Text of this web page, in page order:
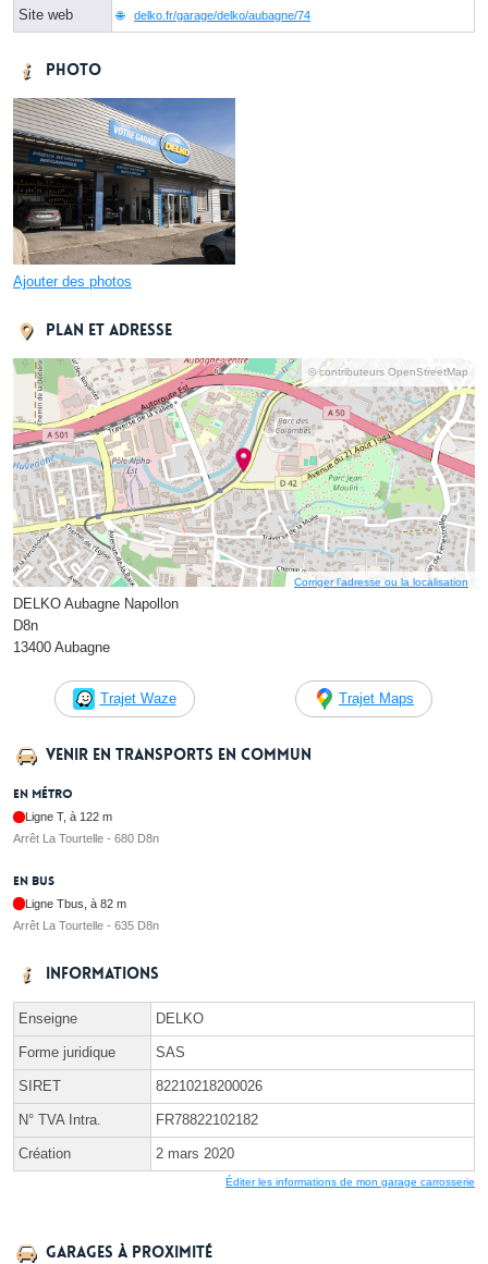
Site web delko.fr/garage/delko/aubagne/74
Photo
Ajouter des photos
Plan et adresse
© contributeurs OpenStreetMap
Corriger l’adresse ou la localisation
DELKO Aubagne Napollon
D8n
13400 Aubagne
Trajet Waze Trajet Maps
Venir en transports en commun
En métro
Ligne T, à 122 m
Arrêt La Tourtelle - 680 D8n
En bus
Ligne Tbus, à 82 m
Arrêt La Tourtelle - 635 D8n
Informations
Enseigne DELKO
Forme juridique SAS
SIRET 82210218200026
N° TVA Intra. FR78822102182
Création 2 mars 2020
Éditer les informations de mon garage carrosserie
Garages à proximité